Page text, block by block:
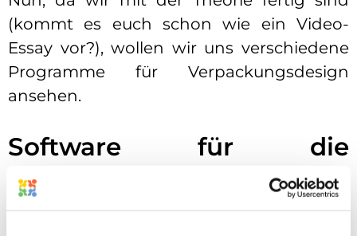
(kommt es euch schon wie ein Video-
Essay vor?), wollen wir uns verschiedene
Programme für Verpackungsdesign
ansehen.
Software für die
Tragwerksplanung